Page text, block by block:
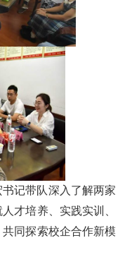
记带队深入了解两家
才培养、实践实训、
同探索校企合作新模